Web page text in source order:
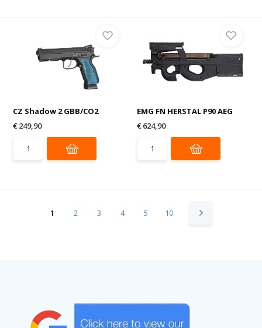
CZ Shadow 2 GBB/CO2
€ 249,90
EMG FN HERSTAL P90 AEG
€ 624,90
1 2 3 4 5 10